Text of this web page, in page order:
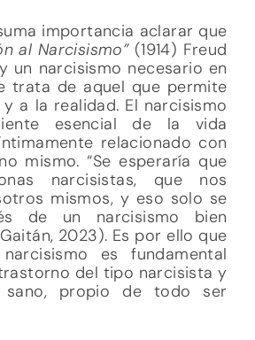
importancia aclarar que
al Narcisismo” (1914) Freud
un narcisismo necesario en
trata de aquel que permite
a la realidad. El narcisismo
esencial de la vida
relacionado con
mismo. “Se esperaría que
narcisistas, que nos
mismos, y eso solo se
de un narcisismo bien
2023). Es por ello que
es fundamental
del tipo narcisista y
sano, propio de todo ser